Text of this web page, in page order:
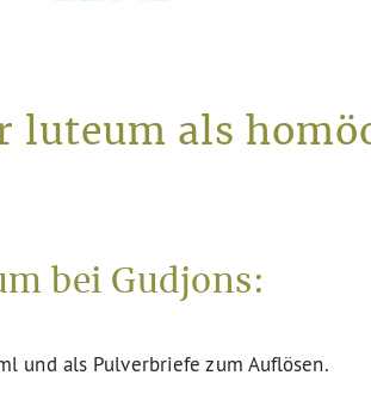
luteum als
bei Gudjons:
und als Pulverbriefe zum Auflösen.